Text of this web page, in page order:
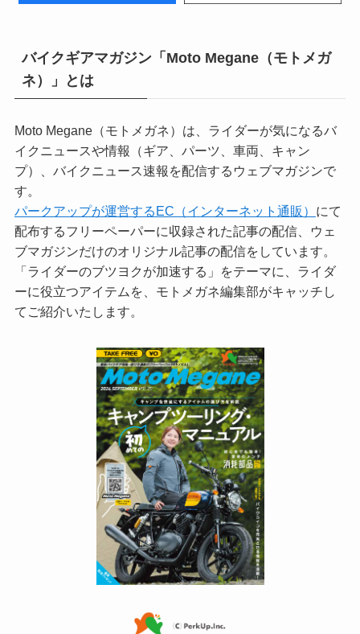
バイクギアマガジン「Moto Megane（モトメガ
ネ）」とは
Moto Megane（モトメガネ）は、ライダーが気になるバ
イクニュースや情報（ギア、パーツ、車両、キャン
プ）、バイクニュース速報を配信するウェブマガジンで
す。
パークアップが運営するEC（インターネット通販） にて
配布するフリーペーパーに収録された記事の配信、ウェ
ブマガジンだけのオリジナル記事の配信をしています。
「ライダーのブツヨクが加速する」をテーマに、ライダ
ーに役立つアイテムを、モトメガネ編集部がキャッチし
てご紹介いたします。